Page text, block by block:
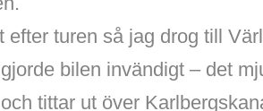
turen så jag drog till
bilen invändigt – det
tittar ut över